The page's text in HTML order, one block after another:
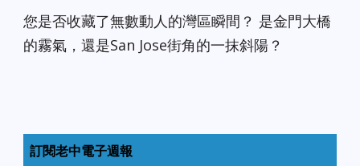
您是否收藏了無數動人的灣區瞬間？ 是金門大橋
的霧氣，還是San Jose街角的一抹斜陽？
訂閱老中電子週報